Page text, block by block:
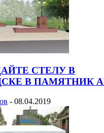
СТЕЛУ В
В ПАМЯТНИК
- 08.04.2019